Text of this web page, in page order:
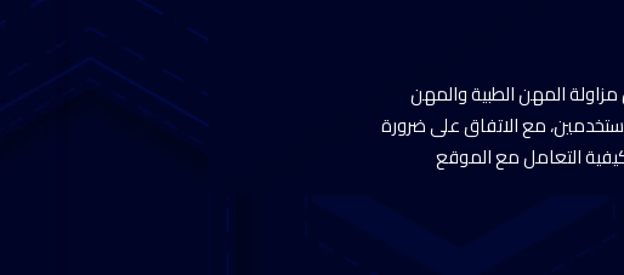
المهن الطبية والمهن
مع الاتفاق على ضرورة
كيفية التعامل مع الموقع